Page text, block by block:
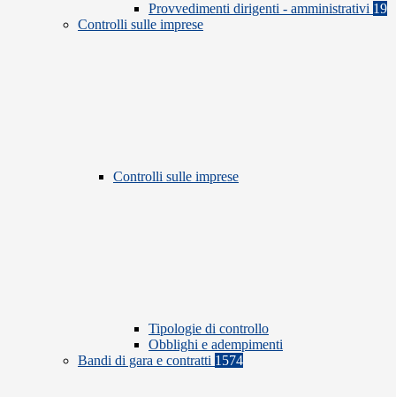
Provvedimenti dirigenti - amministrativi 19
Controlli sulle imprese
Controlli sulle imprese
Tipologie di controllo
Obblighi e adempimenti
Bandi di gara e contratti 1574